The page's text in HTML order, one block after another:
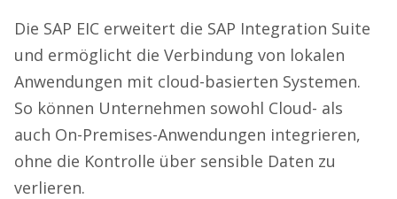
Die SAP EIC erweitert die SAP Integration Suite
und ermöglicht die Verbindung von lokalen
Anwendungen mit cloud-basierten Systemen.
So können Unternehmen sowohl Cloud- als
auch On-Premises-Anwendungen integrieren,
ohne die Kontrolle über sensible Daten zu
verlieren.